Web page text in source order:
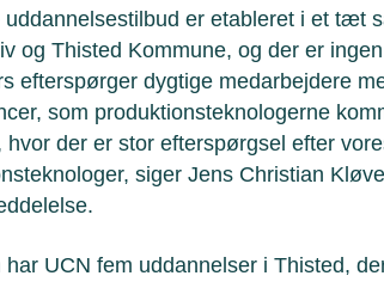
uddannelsestilbud er etableret i et tæt
og Thisted Kommune, og der er
efterspørger dygtige medarbejdere
som produktionsteknologerne
hvor der er stor efterspørgsel efter
siger Jens Christian
har UCN fem uddannelser i Thisted,